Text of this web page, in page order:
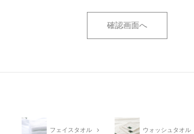
フェイスタオル ウォッシュタオル